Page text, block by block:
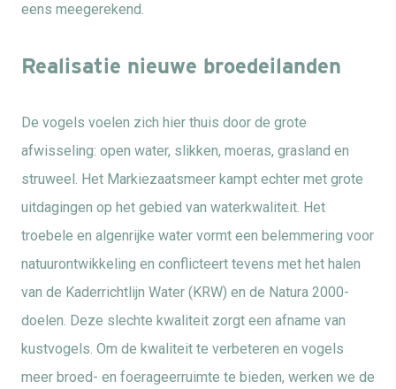
eens meegerekend.
Realisatie nieuwe broedeilanden
De vogels voelen zich hier thuis door de grote
afwisseling: open water, slikken, moeras, grasland en
struweel. Het Markiezaatsmeer kampt echter met grote
uitdagingen op het gebied van waterkwaliteit. Het
troebele en algenrijke water vormt een belemmering voor
natuurontwikkeling en conflicteert tevens met het halen
van de Kaderrichtlijn Water (KRW) en de Natura 2000-
doelen. Deze slechte kwaliteit zorgt een afname van
kustvogels. Om de kwaliteit te verbeteren en vogels
meer broed- en foerageerruimte te bieden, werken we de